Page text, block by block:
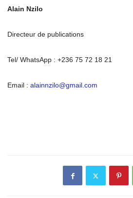
Alain Nzilo
Directeur de publications
Tel/ WhatsApp : +236 75 72 18 21
Email : alainnzilo@gmail.com